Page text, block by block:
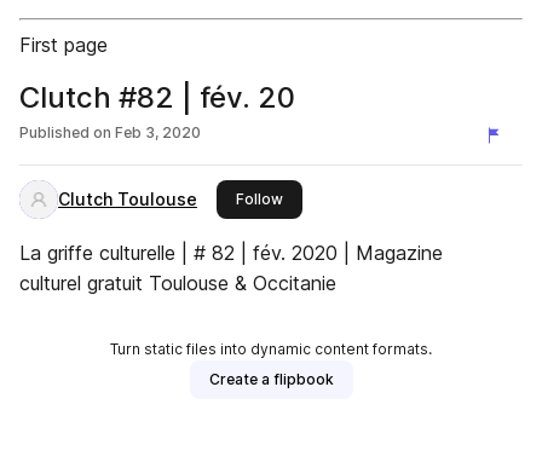
First page
Clutch #82 | fév. 20
Published on Feb 3, 2020
Clutch Toulouse Followthis publisher
La griffe culturelle | # 82 | fév. 2020 | Magazine
culturel gratuit Toulouse & Occitanie
Turn static files into dynamic content formats.
Create a flipbook